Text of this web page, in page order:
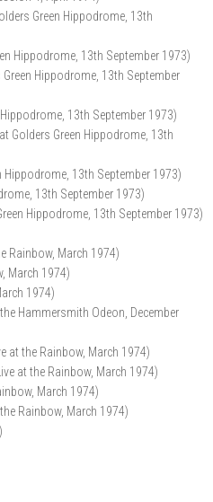
Green Hippodrome, 13th
Hippodrome, 13th September 1973)
Hippodrome, 13th September
13th September 1973)
Golders Green Hippodrome, 13th
Hippodrome, 13th September 1973)
13th September 1973)
Hippodrome, 13th September 1973)
Rainbow, March 1974)
March 1974)
1974)
Hammersmith Odeon, December
at the Rainbow, March 1974)
at the Rainbow, March 1974)
March 1974)
Rainbow, March 1974)